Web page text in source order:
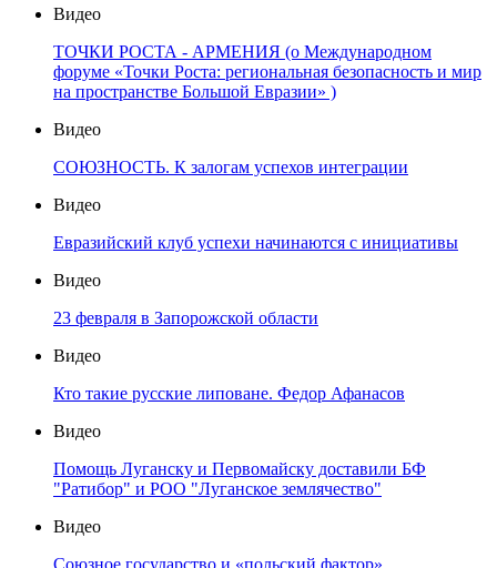
Видео
ТОЧКИ РОСТА - АРМЕНИЯ (о Международном
форуме «Точки Роста: региональная безопасность и мир
на пространстве Большой Евразии» )
Видео
СОЮЗНОСТЬ. К залогам успехов интеграции
Видео
Евразийский клуб успехи начинаются с инициативы
Видео
23 февраля в Запорожской области
Видео
Кто такие русские липоване. Федор Афанасов
Видео
Помощь Луганску и Первомайску доставили БФ
"Ратибор" и РОО "Луганское землячество"
Видео